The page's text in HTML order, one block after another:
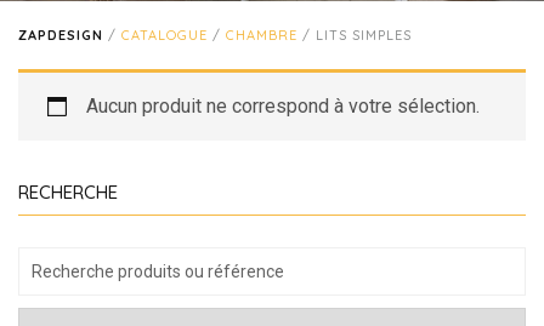
ZAPDESIGN / CATALOGUE / CHAMBRE / LITS SIMPLES
RECHERCHE
Aucun produit ne correspond à votre sélection.